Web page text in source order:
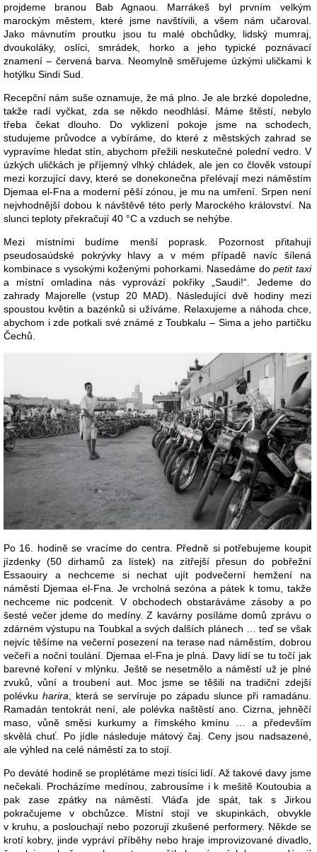
projdeme branou Bab Agnaou. Marrákeš byl prvním velkým
marockým městem, které jsme navštívili, a všem nám učaroval.
Jako mávnutím proutku jsou tu malé obchůdky, lidský mumraj,
dvoukoláky, oslíci, smrádek, horko a jeho typické poznávací
znamení – červená barva. Neomylně směřujeme úzkými uličkami k
hotýlku Sindi Sud.
Recepční nám suše oznamuje, že má plno. Je ale brzké dopoledne,
takže radí vyčkat, zda se někdo neodhlásí. Máme štěstí, nebylo
třeba čekat dlouho. Do vyklizení pokoje jsme na schodech,
studujeme průvodce a vybíráme, do které z městských zahrad se
vypravíme hledat stín, abychom přežili neskutečné polední vedro. V
úzkých uličkách je příjemný vlhký chládek, ale jen co člověk vstoupí
mezi korzující davy, které se donekonečna přelévají mezi náměstím
Djemaa el-Fna a moderní pěší zónou, je mu na umření. Srpen není
nejvhodnější dobou k návštěvě této perly Marockého království. Na
slunci teploty překračují 40 °C a vzduch se nehýbe.
Mezi místními budíme menší poprask. Pozornost přitahují
pseudosaúdské pokrývky hlavy a v mém případě navíc šílená
kombinace s vysokými koženými pohorkami. Nasedáme dopetit taxi
a místní omladina nás vyprovází pokřiky „Saudi!“. Jedeme do
zahrady Majorelle (vstup 20 MAD). Následující dvě hodiny mezi
spoustou květin a bazénků si užíváme. Relaxujeme a náhoda chce,
abychom i zde potkali své známé z Toubkalu – Sima a jeho partičku
Čechů.
Po 16. hodině se vracíme do centra. Předně si potřebujeme koupit
jízdenky (50 dirhamů za lístek) na zítřejší přesun do pobřežní
Essaouiry a nechceme si nechat ujít podvečerní hemžení na
náměstí Djemaa el-Fna. Je vrcholná sezóna a pátek k tomu, takže
nechceme nic podcenit. V obchodech obstaráváme zásoby a po
šesté večer jdeme do medíny. Z kavárny posíláme domů zprávu o
zdárném výstupu na Toubkal a svých dalších plánech … teď se však
nejvíc těšíme na večerní posezení na terase nad náměstím, dobrou
večeři a noční toulání. Djemaa el-Fna je plná. Davy lidí se tu točí jak
barevné koření v mlýnku. Ještě se nesetmělo a náměstí už je plné
zvuků, vůní a troubení aut. Moc jsme se těšili na tradiční zdejší
polévku harira , která se servíruje po západu slunce při ramadánu.
Ramadán tentokrát není, ale polévka naštěstí ano. Cizrna, jehněčí
maso, vůně směsi kurkumy a římského kmínu … a především
skvělá chuť. Po jídle následuje mátový čaj. Ceny jsou nadsazené,
ale výhled na celé náměstí za to stojí.
Po deváté hodině se proplétáme mezi tisíci lidí. Až takové davy jsme
nečekali. Procházíme medínou, zabrousíme i k mešitě Koutoubia a
pak zase zpátky na náměstí. Vláďa jde spát, tak s Jirkou
pokračujeme v obchůzce. Místní stojí ve skupinkách, obvykle
v kruhu, a poslouchají nebo pozorují zkušené performery. Někde se
krotí kobry, jinde vypráví příběhy nebo hraje improvizované divadlo,